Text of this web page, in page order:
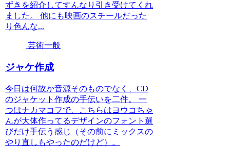
ずきを紹介してすんなり引き受けてくれ
ました。 他にも映画のスチールだった
り色んな...
芸術一般
ジャケ作成
今日は何故か音源そのものでなく、CD
のジャケット作成の手伝いを二件。 一
つはナカマコフで、こちらはヨウコちゃ
んが大体作ってるデザインのフォント選
びだけ手伝う感じ（その前にミックスの
やり直しもやったのだけど）。